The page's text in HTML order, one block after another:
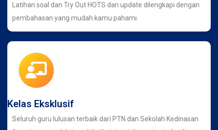
Latihan soal dan Try Out HOTS dan update dilengkapi dengan
pembahasan yang mudah kamu pahami.
Kelas Eksklusif
Seluruh guru lulusan terbaik dari PTN dan Sekolah Kedinasan